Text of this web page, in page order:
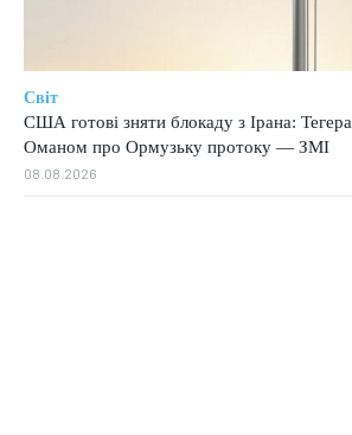
Світ
США готові зняти блокаду з Ірана:
Оманом про Ормузьку протоку — ЗМІ
08.08.2026